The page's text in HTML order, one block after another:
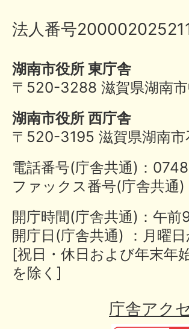
法人番号
湖南市役所 東庁舎
〒520-3288 滋賀県湖南
湖南市役所 西庁舎
〒520-3195 滋賀県湖南市
電話番号(庁舎共通)：
ファックス番号(庁舎共
開庁時間(庁舎共通)：午
開庁日(庁舎共通) ：月曜
[祝日・休日および年末年
を除く]
庁舎アク